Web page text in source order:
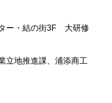
ー・結の街3F 大研修
立地推進課、浦添商工